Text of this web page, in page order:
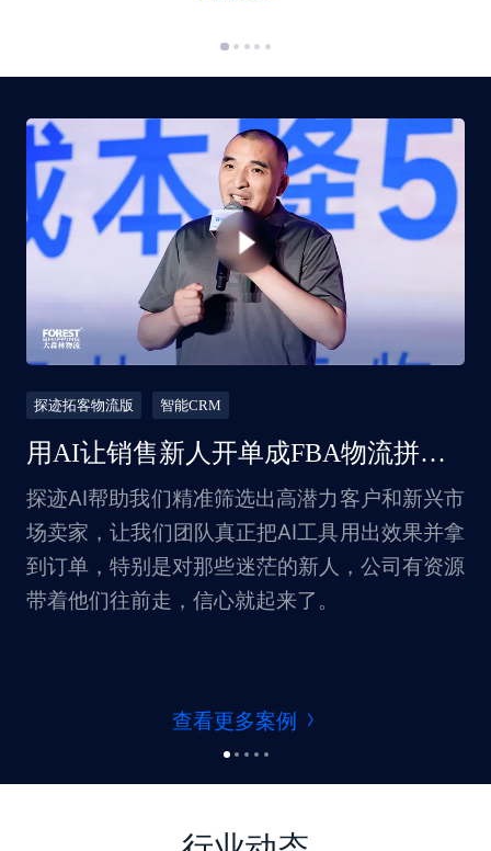
探迹拓客物流版 智能CRM
用AI让销售新人开单成FBA物流拼箱之王年入20亿
探迹AI帮助我们精准筛选出高潜力客户和新兴市
场卖家，让我们团队真正把AI工具用出效果并拿
到订单，特别是对那些迷茫的新人，公司有资源
带着他们往前走，信心就起来了。
查看更多案例